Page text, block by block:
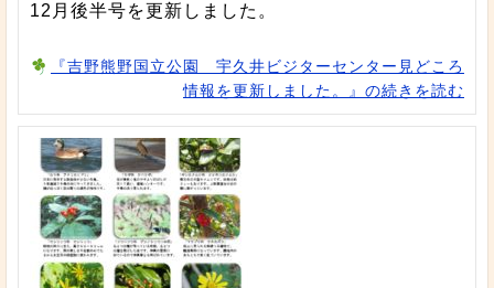
12月後半号を更新しました。
『吉野熊野国立公園 宇久井ビジターセンター見どころ
情報を更新しました。』の続きを読む